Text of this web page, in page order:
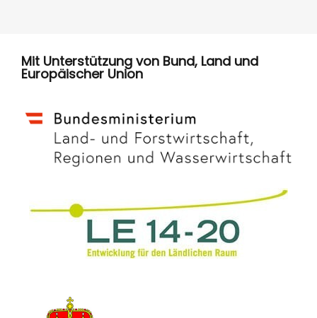
Mit Unterstützung von Bund, Land und
Europäischer Union